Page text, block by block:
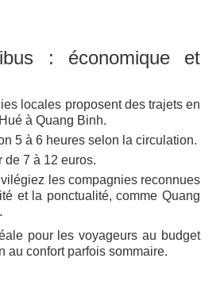
: économique et
locales proposent des trajets en
à Quang Binh.
5 à 6 heures selon la circulation.
de 7 à 12 euros.
les compagnies reconnues
et la ponctualité, comme Quang
pour les voyageurs au budget
au confort parfois sommaire.